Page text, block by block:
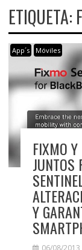
ETIQUETA:
App´s Móviles
FIXMO
JUNTOS
Y